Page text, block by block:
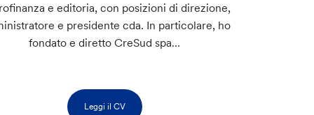
e editoria, con posizioni di direzione,
e presidente cda. In particolare, ho
fondato e diretto CreSud spa…
Leggi il CV